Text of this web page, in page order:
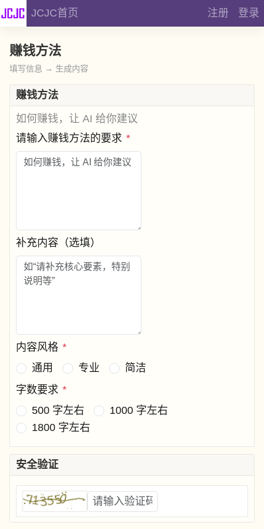
JCJC首页 注册 登录
赚钱方法
填写信息 → 生成内容
赚钱方法
如何赚钱，让 AI 给你建议
请输入赚钱方法的要求 *
补充内容（选填）
内容风格 *
通用
专业
简洁
字数要求 *
500 字左右
1000 字左右
1800 字左右
安全验证